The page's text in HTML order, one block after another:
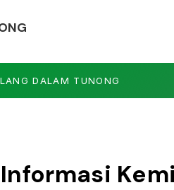
DALAM TUNONG
Informasi